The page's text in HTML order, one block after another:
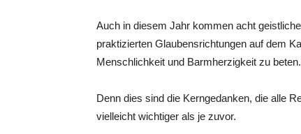
Auch in diesem Jahr kommen acht
praktizierten Glaubensrichtungen auf dem
Menschlichkeit und Barmherzigkeit zu beten.
Denn dies sind die Kerngedanken, die alle
vielleicht wichtiger als je zuvor.